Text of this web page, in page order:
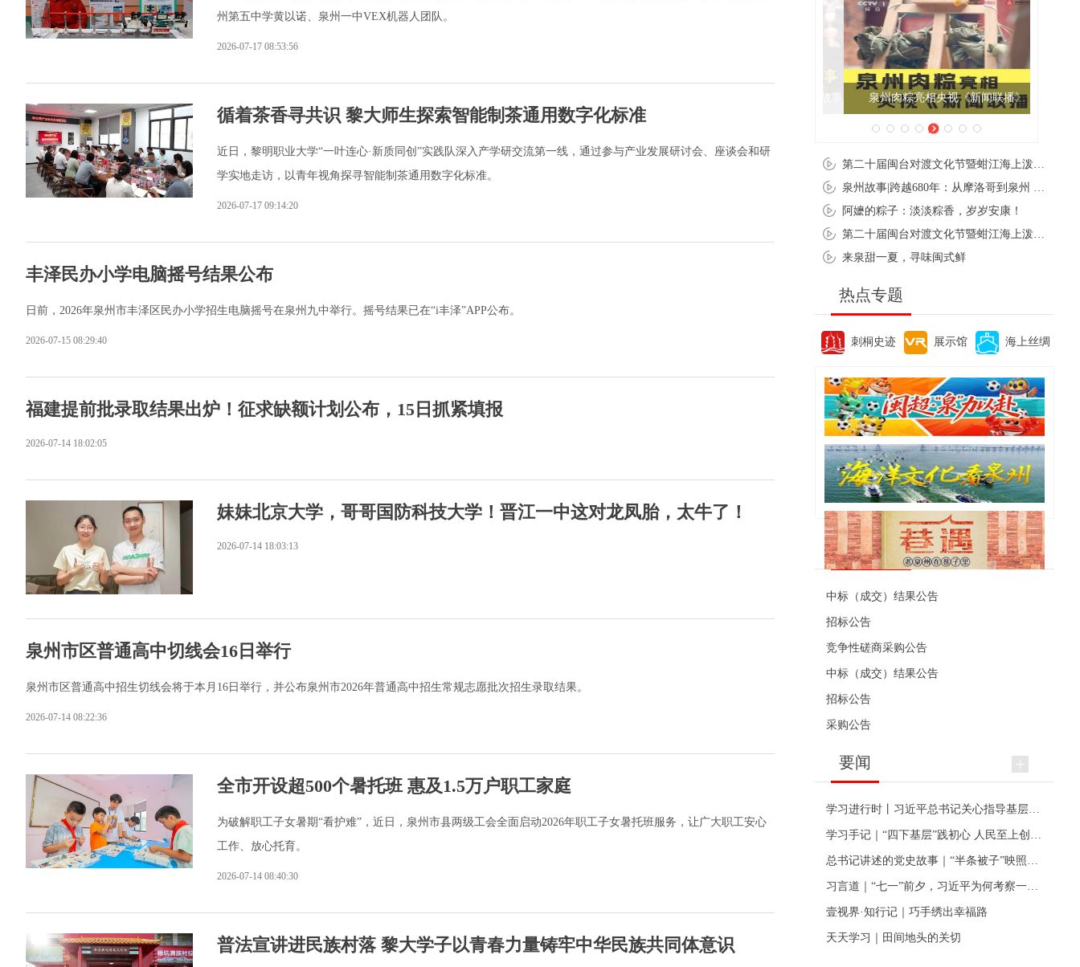
州第五中学黄以诺、泉州一中VEX机器人团队。
2026-07-17 08:53:56
循着茶香寻共识 黎大师生探索智能制茶通用数字化标准
近日，黎明职业大学“一叶连心·新质同创”实践队深入产学研交流第一线，通过参与产业发展研讨会、座谈会和研
学实地走访，以青年视角探寻智能制茶通用数字化标准。
2026-07-17 09:14:20
丰泽民办小学电脑摇号结果公布
日前，2026年泉州市丰泽区民办小学招生电脑摇号在泉州九中举行。摇号结果已在“i丰泽”APP公布。
2026-07-15 08:29:40
福建提前批录取结果出炉！征求缺额计划公布，15日抓紧填报
2026-07-14 18:02:05
妹妹北京大学，哥哥国防科技大学！晋江一中这对龙凤胎，太牛了！
2026-07-14 18:03:13
泉州市区普通高中切线会16日举行
泉州市区普通高中招生切线会将于本月16日举行，并公布泉州市2026年普通高中招生常规志愿批次招生录取结果。
2026-07-14 08:22:36
全市开设超500个暑托班 惠及1.5万户职工家庭
为破解职工子女暑期“看护难”，近日，泉州市县两级工会全面启动2026年职工子女暑托班服务，让广大职工安心
工作、放心托育。
2026-07-14 08:40:30
普法宣讲进民族村落 黎大学子以青春力量铸牢中华民族共同体意识
泉州肉粽亮相央视《新闻联播》
阿嬷的粽子：淡淡粽香，岁岁安康！
来泉甜一夏，寻味闽式鲜
热点专题
刺桐史迹 展示馆 海上丝绸
便民资讯
中标（成交）结果公告
招标公告
竞争性磋商采购公告
中标（成交）结果公告
招标公告
采购公告
要闻
壹视界·知行记｜巧手绣出幸福路
天天学习｜田间地头的关切